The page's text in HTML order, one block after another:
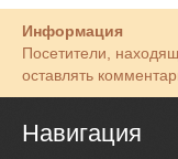
Информация
Посетители,
оставлять
Навигация